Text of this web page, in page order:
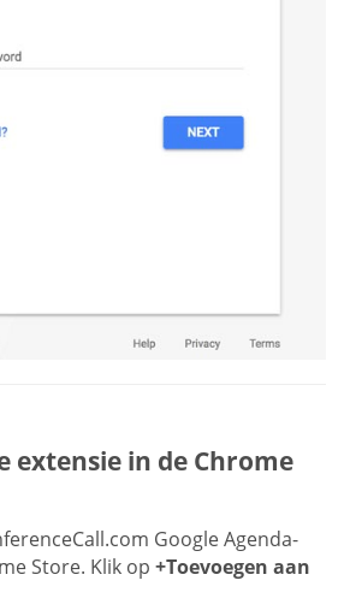
extensie in de Chrome
Google Agenda-
Store. Klik op +Toevoegen aan